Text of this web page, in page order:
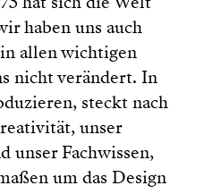
haben uns auch
allen wichtigen
nicht verändert. In
steckt nach
unser
unser Fachwissen,
um das Design